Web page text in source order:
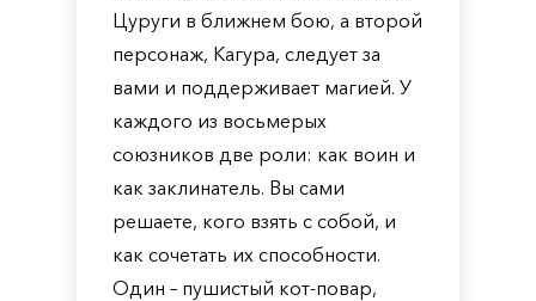
Цуруги в ближнем бою, а второй
персонаж, Кагура, следует за
вами и поддерживает магией. У
каждого из восьмерых
союзников две роли: как воин и
как заклинатель. Вы сами
решаете, кого взять с собой, и
как сочетать их способности.
Один – пушистый кот-повар,